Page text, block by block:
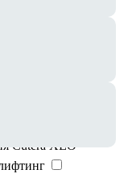
Geneo+
Cutera XEO